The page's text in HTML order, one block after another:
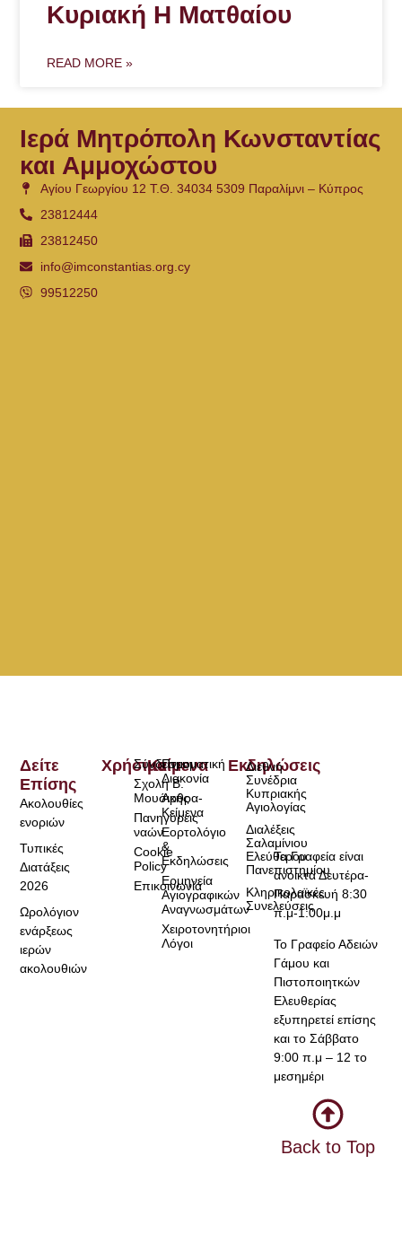
Κυριακή Η Ματθαίου
READ MORE »
Ιερά Μητρόπολη Κωνσταντίας
και Αμμοχώστου
Αγίου Γεωργίου 12 Τ.Θ. 34034 5309 Παραλίμνι – Κύπρος
23812444
23812450
info@imconstantias.org.cy
99512250
Τα Γραφεία είναι
ανοικτά Δευτέρα-
Παρασκευή 8:30
π.μ-1:00μ.μ
Το Γραφείο Αδειών
Γάμου και
Πιστοποιητκών
Ελευθερίας
εξυπηρετεί επίσης
και το Σάββατο
9:00 π.μ – 12 το
μεσημέρι
Back to Top
Χρήσιμα
Σύνδεσμοι
Σχολή Β.
Μουσικής
Πανηγύρεις
ναών
Cookie
Policy
Επικοινωνία
Κείμενα
Πνευματική
Διακονία
Άρθρα-
Κείμενα
Εορτολόγιο
&
Εκδηλώσεις
Ερμηνεία
Αγιογραφικών
Αναγνωσμάτων
Χειροτονητήριοι
Λόγοι
Δείτε
Επίσης
Ακολουθίες
ενοριών
Τυπικές
Διατάξεις
2026
Ωρολόγιον
ενάρξεως
ιερών
ακολουθιών
Εκδηλώσεις
Διεθνή
Συνέδρια
Κυπριακής
Αγιολογίας
Διαλέξεις
Σαλαμίνιου
Ελεύθερου
Πανεπιστημίου
Κληρικολαϊκές
Συνελεύσεις